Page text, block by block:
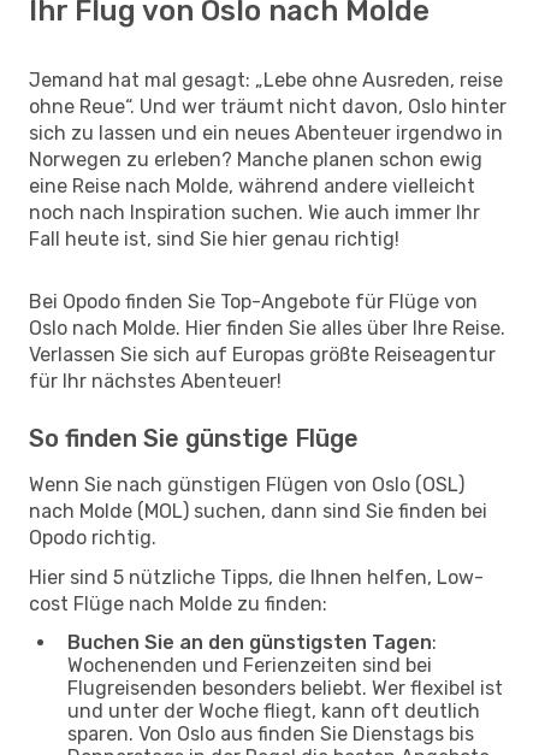
Ihr Flug von Oslo nach Molde
Jemand hat mal gesagt: „Lebe ohne Ausreden, reise
ohne Reue“. Und wer träumt nicht davon, Oslo hinter
sich zu lassen und ein neues Abenteuer irgendwo in
Norwegen zu erleben? Manche planen schon ewig
eine Reise nach Molde, während andere vielleicht
noch nach Inspiration suchen. Wie auch immer Ihr
Fall heute ist, sind Sie hier genau richtig!
Bei Opodo finden Sie Top-Angebote für Flüge von
Oslo nach Molde. Hier finden Sie alles über Ihre Reise.
Verlassen Sie sich auf Europas größte Reiseagentur
für Ihr nächstes Abenteuer!
So finden Sie günstige Flüge
Wenn Sie nach günstigen Flügen von Oslo (OSL)
nach Molde (MOL) suchen, dann sind Sie finden bei
Opodo richtig.
Hier sind 5 nützliche Tipps, die Ihnen helfen, Low-
cost Flüge nach Molde zu finden:
Buchen Sie an den günstigsten Tagen:
Wochenenden und Ferienzeiten sind bei
Flugreisenden besonders beliebt. Wer flexibel ist
und unter der Woche fliegt, kann oft deutlich
sparen. Von Oslo aus finden Sie Dienstags bis